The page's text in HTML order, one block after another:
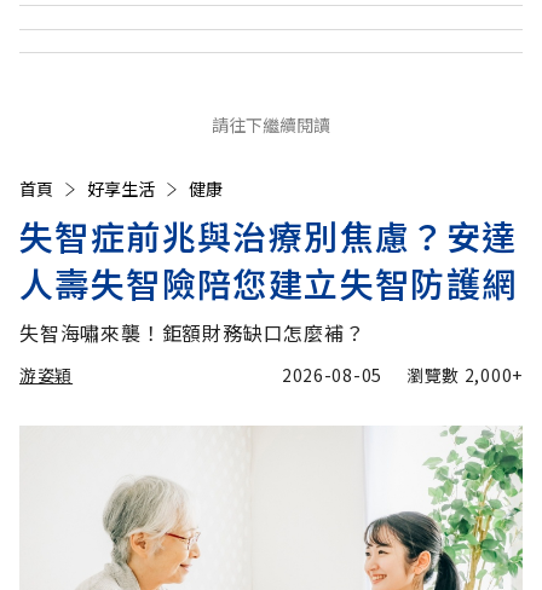
請往下繼續閱讀
首頁 好享生活 健康
失智症前兆與治療別焦慮？安達
人壽失智險陪您建立失智防護網
失智海嘯來襲！鉅額財務缺口怎麼補？
游姿穎 2026-08-05 瀏覽數 2,000+